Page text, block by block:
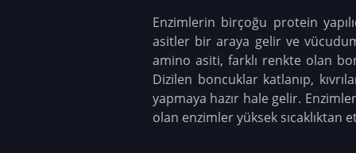
Enzimlerin birçoğu protein
asitler bir araya gelir ve
amino asiti, farklı renkte olan
Dizilen boncuklar katlanıp,
yapmaya hazır hale gelir.
olan enzimler yüksek sıcaklıktan